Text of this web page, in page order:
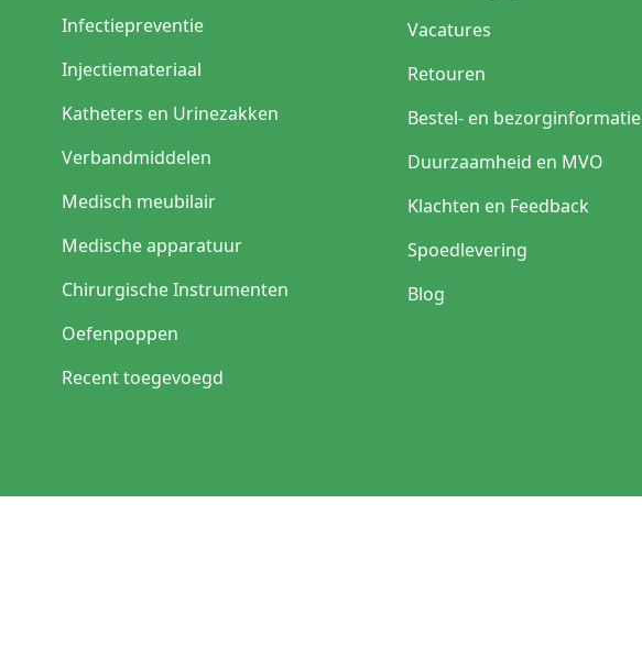
Infectiepreventie
Injectiemateriaal
Katheters en Urinezakken
Verbandmiddelen
Medisch meubilair
Medische apparatuur
Chirurgische Instrumenten
Oefenpoppen
Recent toegevoegd
Vacatures
Retouren
Bestel- en bezorginformatie
Duurzaamheid en MVO
Klachten en Feedback
Spoedlevering
Blog